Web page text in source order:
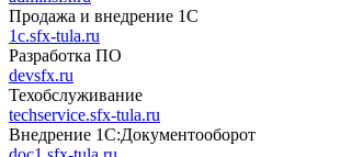
Продажа и внедрение 1С
1c.sfx-tula.ru
Разработка ПО
devsfx.ru
Техобслуживание
techservice.sfx-tula.ru
Внедрение 1С:Документооборот